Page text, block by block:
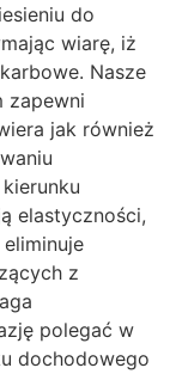
do
wiarę, iż
Nasze
zapewni
jak również
elastyczności,
z
polegać w
dochodowego